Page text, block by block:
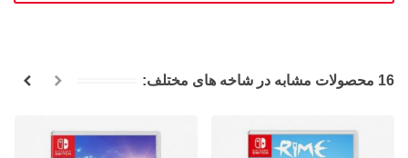
16 محصولات مشابه در شاخه های مختلف: